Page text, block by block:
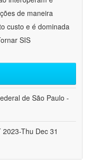
de maneira
custo e é dominada
SIS
de São Paulo -
Thu Dec 31